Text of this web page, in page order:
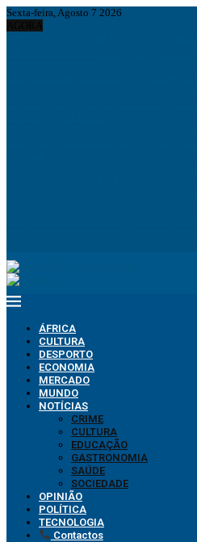
Sexta-feira, Agosto 7 2026
ÁFRICA
CULTURA
DESPORTO
ECONOMIA
MERCADO
MUNDO
NOTÍCIAS
CRIME
CULTURA
EDUCAÇÃO
GASTRONOMIA
SAÚDE
SOCIEDADE
OPINIÃO
POLÍTICA
TECNOLOGIA
Contactos